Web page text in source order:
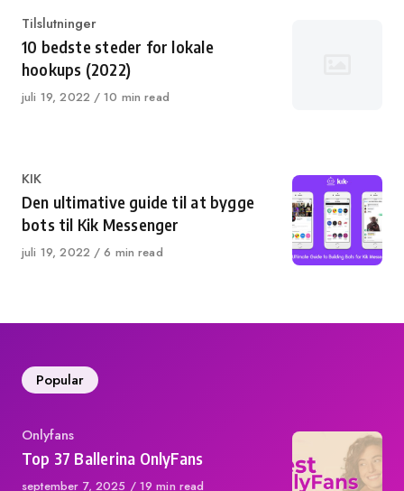
Category
Tilslutninger
10 bedste steder for lokale
hookups (2022)
Published
juli 19, 2022 10 min read
Category
KIK
Den ultimative guide til at bygge
bots til Kik Messenger
Published
juli 19, 2022 6 min read
Popular
Category
Onlyfans
Top 37 Ballerina OnlyFans
Published
september 7, 2025 19 min read